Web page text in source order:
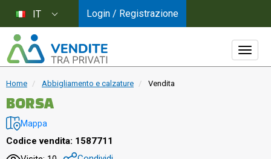
Home Abbigliamento e calzature Vendita
BORSA
Mappa
Codice vendita: 1587711
IT Login / Registrazione